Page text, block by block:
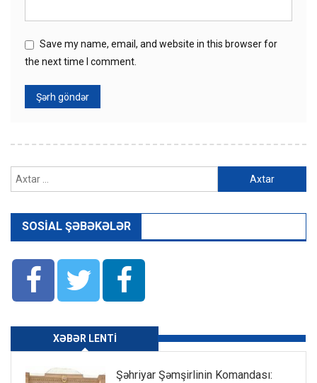
Save my name, email, and website in this browser for
the next time I comment.
SOSIAL ŞƏBƏKƏLƏR
XƏBƏR LENTI
Şəhriyar Şəmşirlinin Komandası: